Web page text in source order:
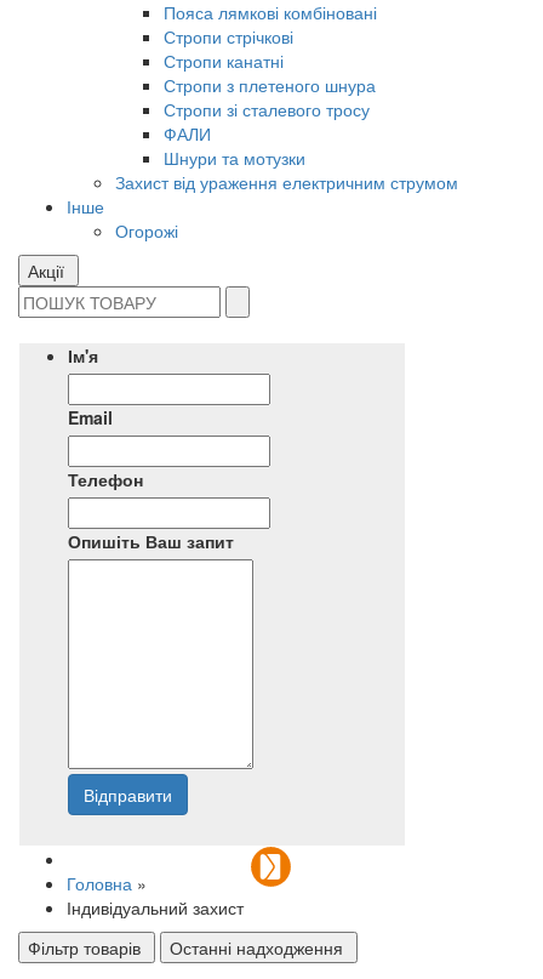
Пояса лямкові комбіновані
Стропи стрічкові
Стропи канатні
Стропи з плетеного шнура
Стропи зі сталевого тросу
ФАЛИ
Шнури та мотузки
Захист від ураження електричним струмом
Інше
Огорожі
Акції
Ім'я
Email
Телефон
Опишіть Ваш запит
Відправити
Головна »
Індивідуальний захист
Фільтр товарів
Останні надходження